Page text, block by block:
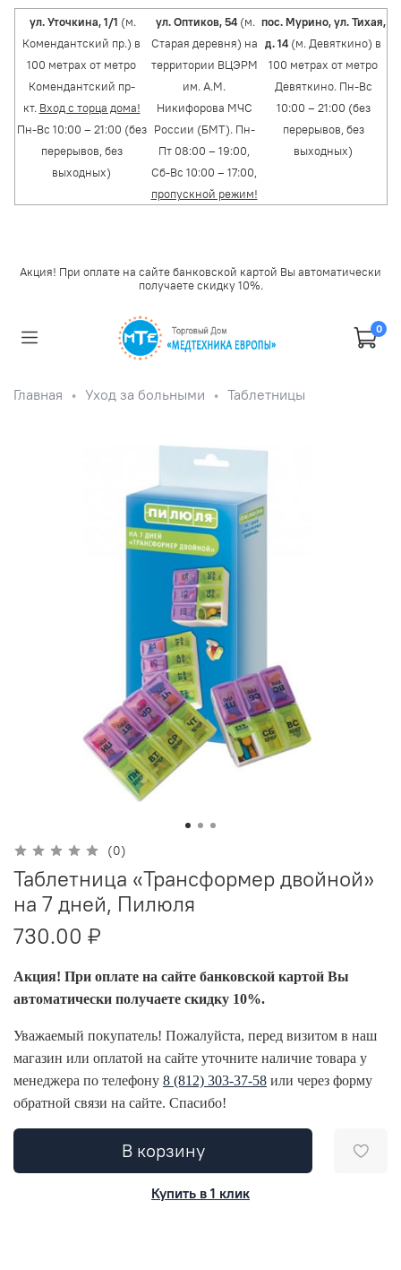
ул. Уточкина, 1/1 (м.
Комендантский пр.) в
100 метрах от метро
Комендантский пр-
кт. Вход с торца дома!
Пн-Вс 10:00 – 21:00 (без
перерывов, без
выходных)
ул. Оптиков, 54 (м.
Старая деревня) на
территории ВЦЭРМ
им. А.М.
Никифорова МЧС
России (БМТ). Пн-
Пт 08:00 – 19:00,
Сб-Вс 10:00 – 17:00,
пропускной режим!
пос. Мурино, ул. Тихая,
д. 14 (м. Девяткино) в
100 метрах от метро
Девяткино. Пн-Вс
10:00 – 21:00 (без
перерывов, без
выходных)
Акция! При оплате на сайте банковской картой Вы автоматически
получаете скидку 10%.
0
Главная Уход за больными Таблетницы
(0)
Таблетница «Трансформер двойной»
на 7 дней, Пилюля
730.00 ₽
Акция! При оплате на сайте банковской картой Вы
автоматически получаете скидку 10%.
Уважаемый покупатель! Пожалуйста, перед визитом в наш
магазин или оплатой на сайте уточните наличие товара у
менеджера по телефону 8 (812) 303-37-58 или через форму
обратной связи на сайте. Спасибо!
В корзину
Купить в 1 клик